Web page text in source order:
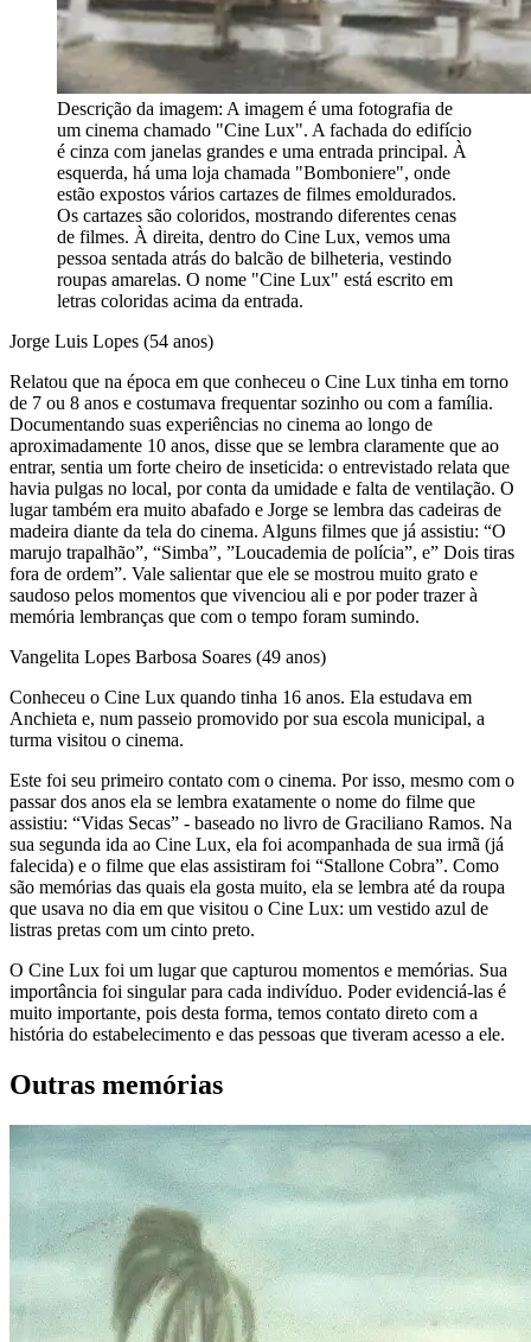
Descrição da imagem: A imagem é uma fotografia de
um cinema chamado "Cine Lux". A fachada do edifício
é cinza com janelas grandes e uma entrada principal. À
esquerda, há uma loja chamada "Bomboniere", onde
estão expostos vários cartazes de filmes emoldurados.
Os cartazes são coloridos, mostrando diferentes cenas
de filmes. À direita, dentro do Cine Lux, vemos uma
pessoa sentada atrás do balcão de bilheteria, vestindo
roupas amarelas. O nome "Cine Lux" está escrito em
letras coloridas acima da entrada.
Jorge Luis Lopes (54 anos)
Relatou que na época em que conheceu o Cine Lux tinha em torno
de 7 ou 8 anos e costumava frequentar sozinho ou com a família.
Documentando suas experiências no cinema ao longo de
aproximadamente 10 anos, disse que se lembra claramente que ao
entrar, sentia um forte cheiro de inseticida: o entrevistado relata que
havia pulgas no local, por conta da umidade e falta de ventilação. O
lugar também era muito abafado e Jorge se lembra das cadeiras de
madeira diante da tela do cinema. Alguns filmes que já assistiu: “O
marujo trapalhão”, “Simba”, ”Loucademia de polícia”, e” Dois tiras
fora de ordem”. Vale salientar que ele se mostrou muito grato e
saudoso pelos momentos que vivenciou ali e por poder trazer à
memória lembranças que com o tempo foram sumindo.
Vangelita Lopes Barbosa Soares (49 anos)
Conheceu o Cine Lux quando tinha 16 anos. Ela estudava em
Anchieta e, num passeio promovido por sua escola municipal, a
turma visitou o cinema.
Este foi seu primeiro contato com o cinema. Por isso, mesmo com o
passar dos anos ela se lembra exatamente o nome do filme que
assistiu: “Vidas Secas” - baseado no livro de Graciliano Ramos. Na
sua segunda ida ao Cine Lux, ela foi acompanhada de sua irmã (já
falecida) e o filme que elas assistiram foi “Stallone Cobra”. Como
são memórias das quais ela gosta muito, ela se lembra até da roupa
que usava no dia em que visitou o Cine Lux: um vestido azul de
listras pretas com um cinto preto.
O Cine Lux foi um lugar que capturou momentos e memórias. Sua
importância foi singular para cada indivíduo. Poder evidenciá-las é
muito importante, pois desta forma, temos contato direto com a
história do estabelecimento e das pessoas que tiveram acesso a ele.
Outras memórias